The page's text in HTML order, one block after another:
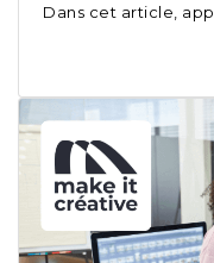
Dans cet article,